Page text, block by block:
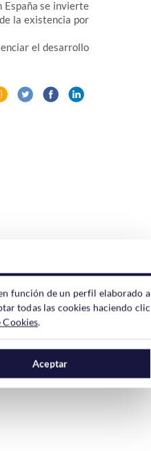
España se invierte
la existencia por
el desarrollo
función de un perfil elaborado a
todas las cookies haciendo clic
Cookies.
Aceptar